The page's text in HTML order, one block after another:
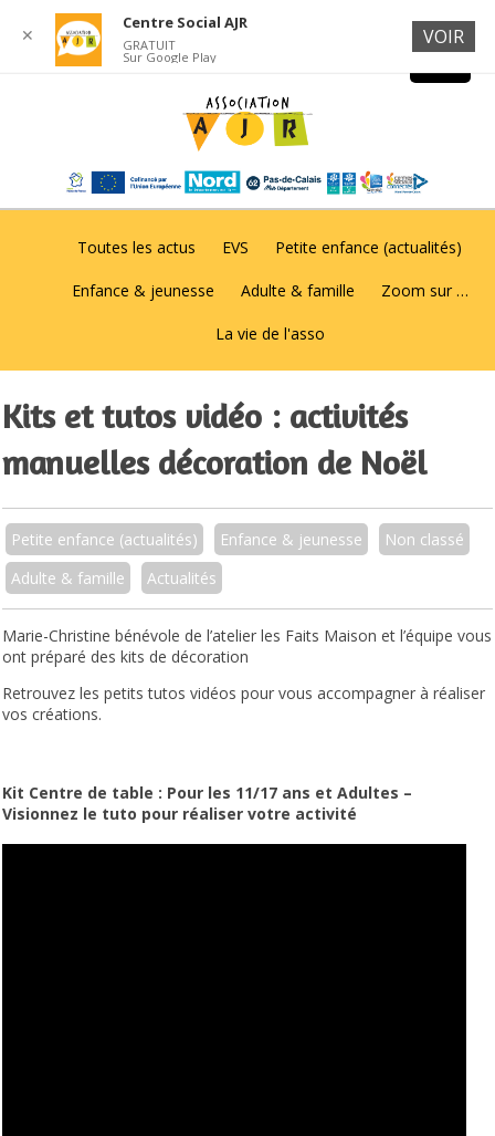
Toutes les actus EVS Petite enfance (actualités)
Enfance & jeunesse Adulte & famille Zoom sur …
La vie de l'asso
Kits et tutos vidéo : activités
manuelles décoration de Noël
Petite enfance (actualités) Enfance & jeunesse
Non classé
Adulte & famille
Actualités
Marie-Christine bénévole de l’atelier les Faits Maison et l’équipe vous
ont préparé des kits de décoration
Retrouvez les petits tutos vidéos pour vous accompagner à réaliser
vos créations.
Kit Centre de table : Pour les 11/17 ans et Adultes –
Visionnez le tuto pour réaliser votre activité
✕
Centre Social AJR
GRATUIT
Sur Google Play
VOIR